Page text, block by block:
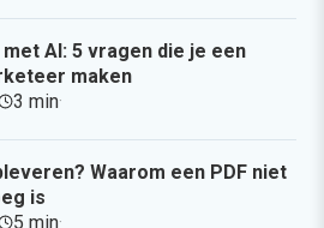
AI: 5 vragen die je een
maken
3 min·
Waarom een PDF niet
is
5 min·